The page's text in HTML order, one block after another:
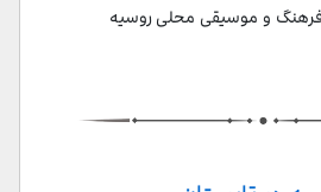
فرهنگ و موسیقی محلی روسیه